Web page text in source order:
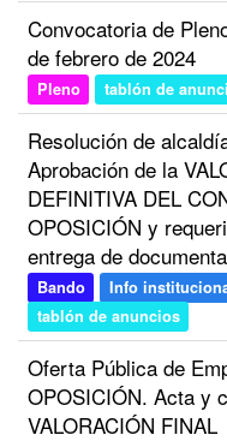
Convocatoria de
de febrero de 2024
Pleno tablón de
Resolución de
Aprobación de la
DEFINITIVA DEL
OPOSICIÓN y
entrega de
Bando
Info
tablón de anuncios
Oferta Pública de
OPOSICIÓN. Acta y
VALORACIÓN FINAL